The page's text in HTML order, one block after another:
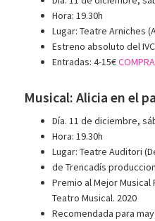
Hora: 19.30h
Lugar: Teatre Arniches
Estreno absoluto del IVC
Entradas: 4-15€
Musical: Alicia en el
Día. 11 de diciembre,
Hora: 19.30h
Lugar: Teatre Auditori
de Trencadís
Premio al Mejor
Teatro Musical. 2020
Recomendada para